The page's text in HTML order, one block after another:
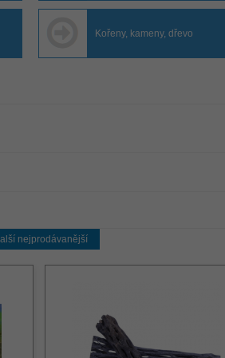
Kořeny, kameny, dřevo
nejprodávanější